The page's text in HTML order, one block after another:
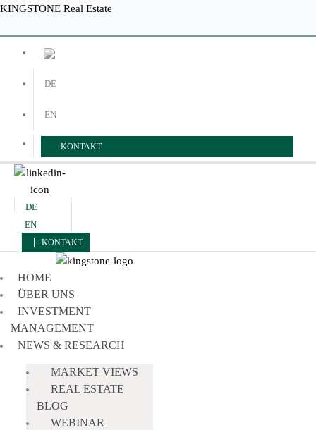
Zum
KINGSTONE Real Estate
Menü
DE
EN
KONTAKT
DE
EN
KONTAKT
Menü
HOME
ÜBER UNS
INVESTMENT
MANAGEMENT
NEWS & RESEARCH
MARKET VIEWS
REAL ESTATE
BLOG
WEBINAR